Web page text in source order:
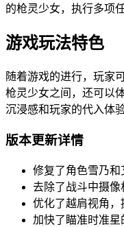
的枪灵少女，执行多项
游戏玩法特色
随着游戏的进行，玩家
枪灵少女之间，还可以
沉浸感和玩家的代入体验
版本更新详情
修复了角色雪乃和
去除了战斗中摄像
优化了越肩视角，
加快了瞄准时准星